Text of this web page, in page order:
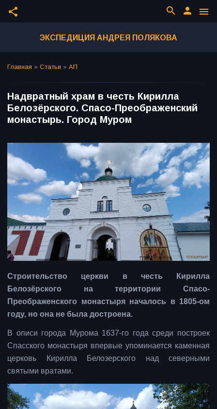
share menu
person
search
ЭКСПЕДИЦИЯ АНДРЕЯ ПОЛЯКОВА
Главная » Статьи » АП
Надвратный храм в честь Кирилла
Белозёрского. Спасо-Преображенский
монастырь. Город Муром
Строительство церкви в честь Кирилла
Белозёрского на территории Спасо-
Преображенского монастыря началось в 1805-ом
году, но она не была достроена.
В описи города Мурома 1637-го года среди построек
Спасского монастыря впервые упоминается каменная
церковь Кирилла Белозерского над северными
святыми вратами.